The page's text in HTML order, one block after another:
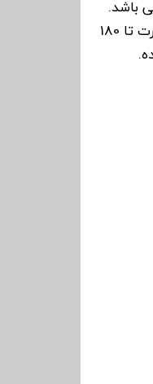
باشد.
سرشیشه این شیشه شیر از سیلیکون می باشد و توان تحمل حرارت تا 180